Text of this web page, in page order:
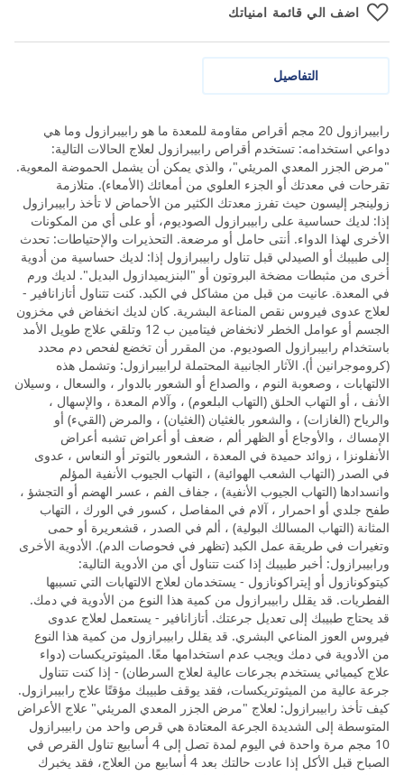
اضف الي قائمة امنياتك
التفاصيل
رابيبرازول 20 مجم أقراص مقاومة للمعدة ما هو رابيبرازول وما هي
دواعي استخدامه: تستخدم أقراص رابيبرازول لعلاج الحالات التالية:
"مرض الجزر المعدي المريئي"، والذي يمكن أن يشمل الحموضة المعوية.
تقرحات في معدتك أو الجزء العلوي من أمعائك (الأمعاء). متلازمة
زولينجر إليسون حيث تفرز معدتك الكثير من الأحماض لا تأخذ رابيبرازول
إذا: لديك حساسية على رابيبرازول الصوديوم، أو على أي من المكونات
الأخرى لهذا الدواء. أنتى حامل أو مرضعة. التحذيرات والإحتياطات: تحدث
إلى طبيبك أو الصيدلي قبل تناول رابيبرازول إذا: لديك حساسية من أدوية
أخرى من مثبطات مضخة البروتون أو "البنزيميدازول البديل". لديك ورم
في المعدة. عانيت من قبل من مشاكل في الكبد. كنت تتناول أتازانافير -
لعلاج عدوى فيروس نقص المناعة البشرية. كان لديك انخفاض في مخزون
الجسم أو عوامل الخطر لانخفاض فيتامين ب 12 وتلقي علاج طويل الأمد
باستخدام رابيبرازول الصوديوم. من المقرر أن تخضع لفحص دم محدد
(كروموجرانين أ). الآثار الجانبية المحتملة لرابيبرازول: وتشمل هذه
الالتهابات ، وصعوبة النوم ، والصداع أو الشعور بالدوار ، والسعال ، وسيلان
الأنف ، أو التهاب الحلق (التهاب البلعوم) ، وآلام المعدة ، والإسهال ،
والرياح (الغازات) ، والشعور بالغثيان (الغثيان) ، والمرض (القيء) أو
الإمساك ، والأوجاع أو الظهر ألم ، ضعف أو أعراض تشبه أعراض
الأنفلونزا ، زوائد حميدة في المعدة ، الشعور بالتوتر أو النعاس ، عدوى
في الصدر (التهاب الشعب الهوائية) ، التهاب الجيوب الأنفية المؤلم
وانسدادها (التهاب الجيوب الأنفية) ، جفاف الفم ، عسر الهضم أو التجشؤ ،
طفح جلدي أو احمرار ، آلام في المفاصل ، كسور في الورك ، التهاب
المثانة (التهاب المسالك البولية) ، ألم في الصدر ، قشعريرة أو حمى
وتغيرات في طريقة عمل الكبد (تظهر في فحوصات الدم). الأدوية الأخرى
ورابيبرازول: أخبر طبيبك إذا كنت تتناول أي من الأدوية التالية:
كيتوكونازول أو إيتراكونازول - يستخدمان لعلاج الالتهابات التي تسببها
الفطريات. قد يقلل رابيبرازول من كمية هذا النوع من الأدوية في دمك.
قد يحتاج طبيبك إلى تعديل جرعتك. أتازانافير - يستعمل لعلاج عدوى
فيروس العوز المناعي البشري. قد يقلل رابيبرازول من كمية هذا النوع
من الأدوية في دمك ويجب عدم استخدامها معًا. الميثوتريكسات (دواء
علاج كيميائي يستخدم بجرعات عالية لعلاج السرطان) - إذا كنت تتناول
جرعة عالية من الميثوتريكسات، فقد يوقف طبيبك مؤقتًا علاج رابيبرازول.
كيف تأخذ رابيبرازول: لعلاج "مرض الجزر المعدي المريئي" علاج الأعراض
المتوسطة إلى الشديدة الجرعة المعتادة هي قرص واحد من رابيبرازول
10 مجم مرة واحدة في اليوم لمدة تصل إلى 4 أسابيع تناول القرص في
الصباح قبل الأكل إذا عادت حالتك بعد 4 أسابيع من العلاج، فقد يخبرك